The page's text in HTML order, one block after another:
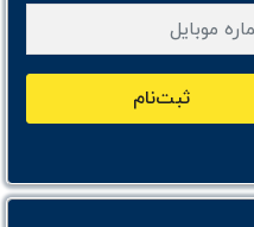
ثبت‌نام